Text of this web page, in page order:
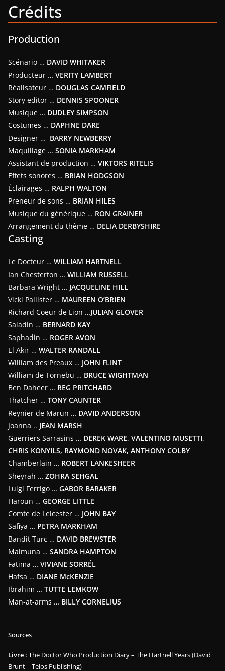
Crédits
Production
Scénario … DAVID WHITAKER
Producteur … VERITY LAMBERT
Réalisateur … DOUGLAS CAMFIELD
Story editor … DENNIS SPOONER
Musique … DUDLEY SIMPSON
Costumes … DAPHNE DARE
Designer … BARRY NEWBERRY
Maquillage … SONIA MARKHAM
Assistant de production … VIKTORS RITELIS
Effets sonores … BRIAN HODGSON
Éclairages … RALPH WALTON
Preneur de sons … BRIAN HILES
Musique du générique … RON GRAINER
Arrangement du thème … DELIA DERBYSHIRE
Casting
Le Docteur … WILLIAM HARTNELL
Ian Chesterton … WILLIAM RUSSELL
Barbara Wright … JACQUELINE HILL
Vicki Pallister … MAUREEN O’BRIEN
Richard Coeur de Lion …JULIAN GLOVER
Saladin … BERNARD KAY
Saphadin … ROGER AVON
El Akir … WALTER RANDALL
William des Preaux … JOHN FLINT
William de Tornebu … BRUCE WIGHTMAN
Ben Daheer … REG PRITCHARD
Thatcher … TONY CAUNTER
Reynier de Marun … DAVID ANDERSON
Joanna .. JEAN MARSH
Guerriers Sarrasins … DEREK WARE, VALENTINO MUSETTI,
CHRIS KONYILS, RAYMOND NOVAK, ANTHONY COLBY
Chamberlain … ROBERT LANKESHEER
Sheyrah … ZOHRA SEHGAL
Luigi Ferrigo … GABOR BARAKER
Haroun … GEORGE LITTLE
Comte de Leicester … JOHN BAY
Safiya … PETRA MARKHAM
Bandit Turc … DAVID BREWSTER
Maimuna … SANDRA HAMPTON
Fatima … VIVIANE SORRÉL
Hafsa … DIANE McKENZIE
Ibrahim … TUTTE LEMKOW
Man-at-arms … BILLY CORNELIUS
Sources
Livre : The Doctor Who Production Diary – The Hartnell Years (David
Brunt – Telos Publishing)